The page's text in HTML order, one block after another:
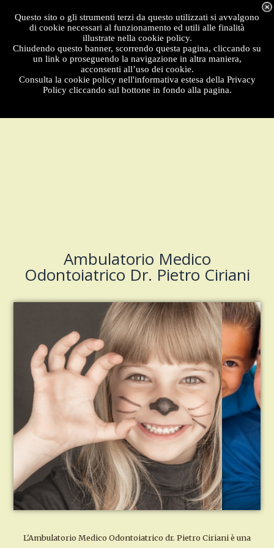
Questo sito o gli strumenti terzi da questo utilizzati si avvalgono
di cookie necessari al funzionamento ed utili alle finalità
illustrate nella cookie policy.
Chiudendo questo banner, scorrendo questa pagina, cliccando su
un link o proseguendo la navigazione in altra maniera,
acconsenti all’uso dei cookie.
Consulta la cookie policy nell'informativa estesa della Privacy
Policy cliccando sul bottone in fondo alla pagina.
Ambulatorio Medico
Odontoiatrico Dr. Pietro Ciriani
L'Ambulatorio Medico Odontoiatrico dr. Pietro Ciriani è una
Menu